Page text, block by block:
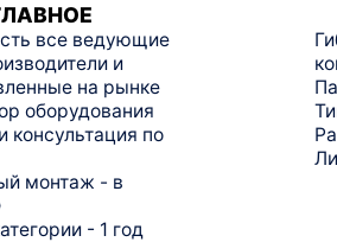
все ведующие
и
на рынке
оборудования
по
монтаж - в
- 1 год